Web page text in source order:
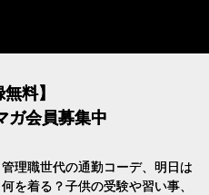
無料】
ガ会員募集中
管理職世代の通勤コーデ、明日は
何を着る？子供の受験や習い事、